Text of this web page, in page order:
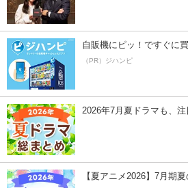
自販機にピッ！ですぐに
（PR）ジハンピ
2026年7月夏ドラマも、
【夏アニメ2026】7月期